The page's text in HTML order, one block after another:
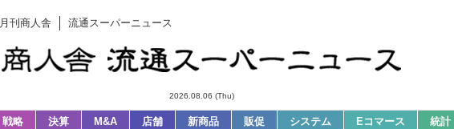
月刊商人舎 流通スーパーニュース
2026.08.06 (Thu)
戦略 決算 M&A 店舗 新商品 販促 システム Eコマース 統計